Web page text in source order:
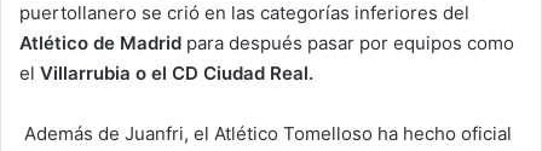
puertollanero se crió en las categorías inferiores del
Atlético de Madrid para después pasar por equipos como
el Villarrubia o el CD Ciudad Real.
Además de Juanfri, el Atlético Tomelloso ha hecho oficial